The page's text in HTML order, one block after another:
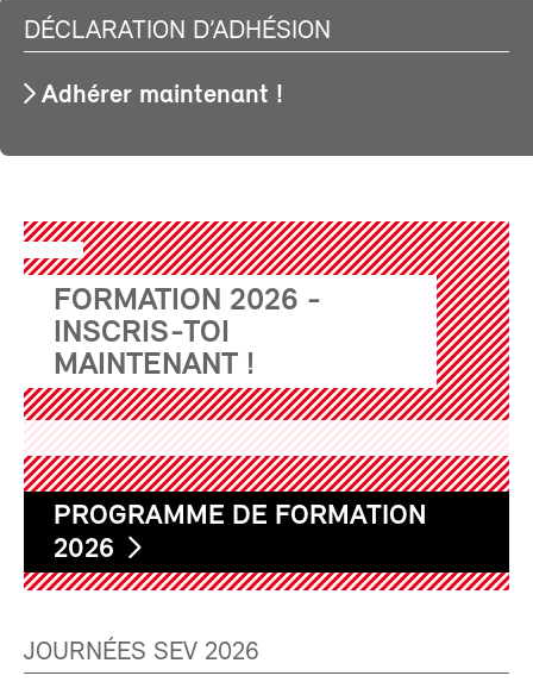
DÉCLARATION D’ADHÉSION
Adhérer maintenant !
FORMATION 2026 -
INSCRIS-TOI
MAINTENANT !
PROGRAMME DE FORMATION
2026
JOURNÉES SEV 2026